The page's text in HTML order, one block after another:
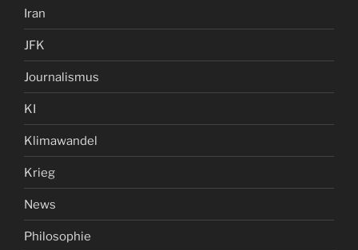
Iran
JFK
Journalismus
KI
Klimawandel
Krieg
News
Philosophie